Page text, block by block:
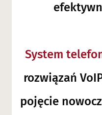
System
rozwiązań
pojęcie